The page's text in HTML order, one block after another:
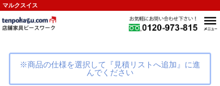
マルクスイス
※商品の仕様を選択して『見積リストへ追加』に進
んでください